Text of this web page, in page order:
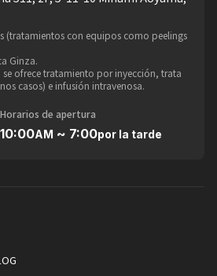
(tratamientos con equipos como peelings
Ginza.
ofrece tratamiento por inyección, trata
casos) e infusión intravenosa.
Horarios de apertura
10:00AM ~ 7:00por la tarde